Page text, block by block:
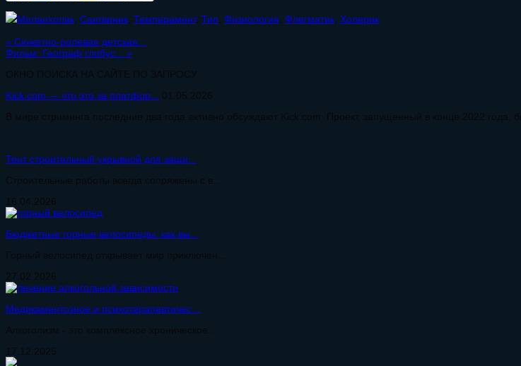
Меланхолик Сангвиник Темперамент, Тип Физиология Флегматик Холерик
« Сюжетно-ролевая детская...
Фильм: Географ глобус... »
ОКНО ПОИСКА НА САЙТЕ ПО ЗАПРОСУ
Kick.com — что это за платфор...
01.05.2026
В мире стриминга последние два года активно обсуждают Kick.com. Проект, запущенный в конце 2022 года,
Тент строительный укрывной для защи...
Строительные работы всегда сопряжены с в...
16.04.2026
Бюджетные горные велосипеды: как вы...
Горный велосипед открывает мир приключен...
27.02.2026
Медикаментозное и психотерапевтичес...
Алкоголизм - это комплексное хроническое...
17.12.2025